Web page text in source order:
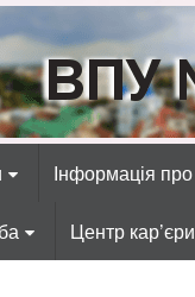
міста
Інформація
Центр кар’єри